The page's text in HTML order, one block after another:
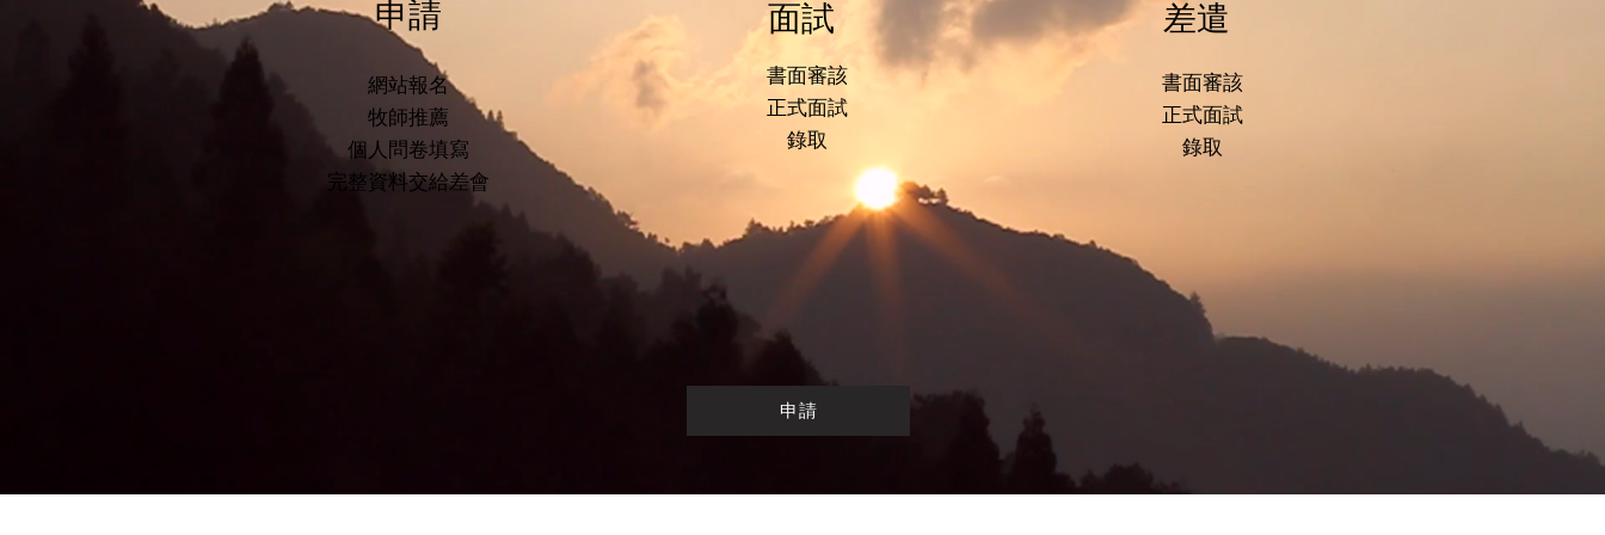
申請
網站報名
牧師推薦
個人問卷填寫
​完整資料交給差會
面試
書面審該
正式面試
​錄取
差遣
書面審該
正式面試
​錄取
申請